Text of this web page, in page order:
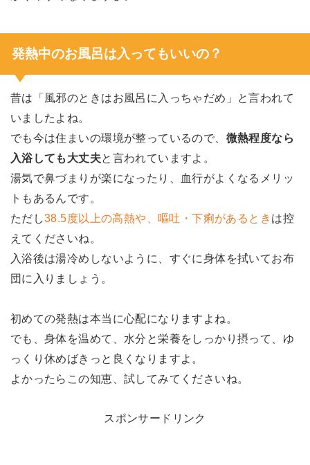
発熱中のお風呂は入ってもいいの？
昔は「風邪のときはお風呂に入っちゃだめ」と言われて
いましたよね。
でも今は住まいの環境が整っているので、 微熱程度なら
入浴しても大丈夫と言われていますよ。
湯気で鼻づまりが楽になったり、血行がよくなるメリッ
トもあるんです。
ただし38.5度以上の高熱や、嘔吐・下痢があるとき は控
えてくださいね。
入浴後は湯冷めしないように、すぐに身体を拭いてお布
団に入りましょう。
初めての発熱は本当に心配になりますよね。
でも、身体を温めて、水分と栄養をしっかり摂って、ゆ
っくり休めばきっと良くなりますよ。
よかったらこの知恵、試してみてくださいね。
スポンサードリンク